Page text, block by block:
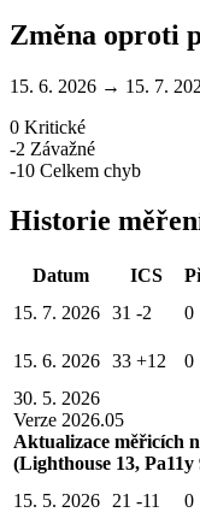
Změna oproti
15. 6. 2026 → 15. 7.
0 Kritické
-2 Závažné
-10 Celkem chyb
Historie
Datum ICS
15. 7. 2026 31 -2 0
15. 6. 2026 33 +12 0
30. 5. 2026
Verze 2026.05
Aktualizace měřicích
(Lighthouse 13, Pa11y
15. 5. 2026 21 -11 0